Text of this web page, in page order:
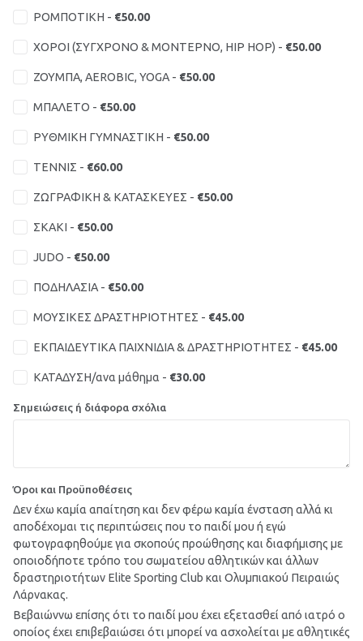
ΡΟΜΠΟΤΙΚΗ - €50.00
ΧΟΡΟΙ (ΣΥΓΧΡΟΝΟ & ΜΟΝΤΕΡΝΟ, HIP HOP) - €50.00
ΖΟΥΜΠΑ, AEROBIC, YOGA - €50.00
ΜΠΑΛΕΤΟ - €50.00
ΡΥΘΜΙΚΗ ΓΥΜΝΑΣΤΙΚΗ - €50.00
ΤΕΝΝΙΣ - €60.00
ΖΩΓΡΑΦΙΚΗ & ΚΑΤΑΣΚΕΥΕΣ - €50.00
ΣΚΑΚΙ - €50.00
JUDO - €50.00
ΠΟΔΗΛΑΣΙΑ - €50.00
ΜΟΥΣΙΚΕΣ ΔΡΑΣΤΗΡΙΟΤΗΤΕΣ - €45.00
ΕΚΠΑΙΔΕΥΤΙΚΑ ΠΑΙΧΝΙΔΙΑ & ΔΡΑΣΤΗΡΙΟΤΗΤΕΣ - €45.00
ΚΑΤΑΔΥΣΗ/ανα μάθημα - €30.00
Σημειώσεις ή διάφορα σχόλια
Όροι και Προϋποθέσεις
Δεν έχω καμία απαίτηση και δεν φέρω καμία ένσταση αλλά κι
αποδέχομαι τις περιπτώσεις που το παιδί μου ή εγώ
φωτογραφηθούμε για σκοπούς προώθησης και διαφήμισης με
οποιοδήποτε τρόπο του σωματείου αθλητικών και άλλων
δραστηριοτήτων Elite Sporting Club και Ολυμπιακού Πειραιώς
Λάρνακας.
Βεβαιώννω επίσης ότι το παιδί μου έχει εξετασθεί από ιατρό ο
οποίος έχει επιβεβαιώσει ότι μπορεί να ασχολείται με αθλητικές